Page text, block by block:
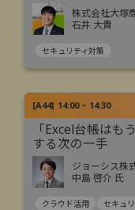
株式会社大塚
石井 大貴
セキュリティ対策
[A44] 14:00 ~ 14:30
「Excel台帳はも
する次の一手
ジョーシス株
中島 啓介 氏
クラウド活用 セキュ